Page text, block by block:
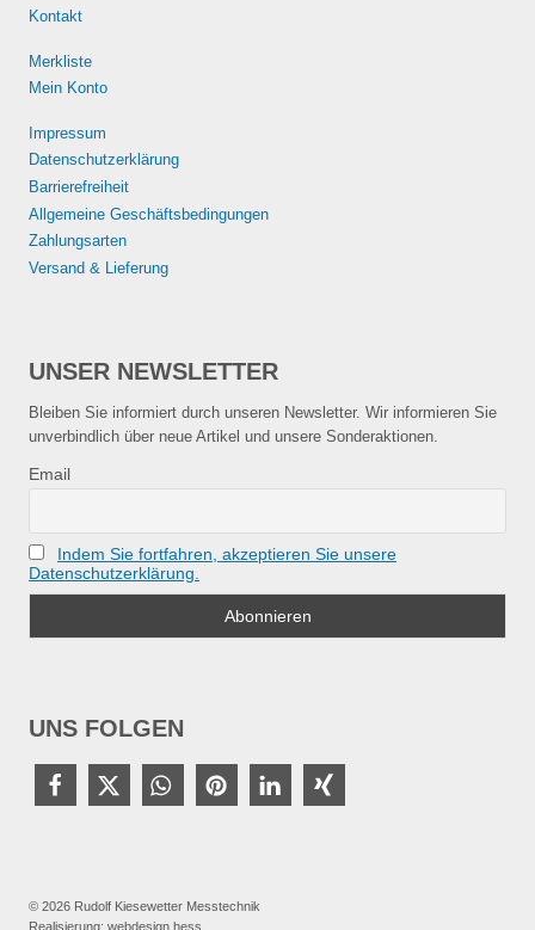
Kontakt
Merkliste
Mein Konto
Impressum
Datenschutzerklärung
Barrierefreiheit
Allgemeine Geschäftsbedingungen
Zahlungsarten
Versand & Lieferung
UNSER NEWSLETTER
Bleiben Sie informiert durch unseren Newsletter. Wir informieren Sie
unverbindlich über neue Artikel und unsere Sonderaktionen.
Email
Indem Sie fortfahren, akzeptieren Sie unsere
Datenschutzerklärung.
UNS FOLGEN
© 2026 Rudolf Kiesewetter Messtechnik
Realisierung: webdesign hess